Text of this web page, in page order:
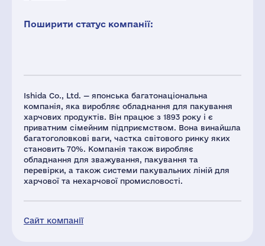
Ishida Co., Ltd. — японська багатонаціональна
компанія, яка виробляє обладнання для пакування
харчових продуктів. Він працює з 1893 року і є
приватним сімейним підприємством. Вона винайшла
багатоголовкові ваги, частка світового ринку яких
становить 70%. Компанія також виробляє
обладнання для зважування, пакування та
перевірки, а також системи пакувальних ліній для
харчової та нехарчової промисловості.
Сайт компанії
Поширити статус компанії: